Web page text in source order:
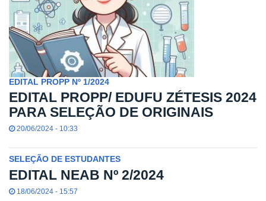
EDITAL PROPP Nº 1/2024
EDITAL PROPP/ EDUFU ZÉTESIS 2024
PARA SELEÇÃO DE ORIGINAIS
20/06/2024 - 10:33
SELEÇÃO DE ESTUDANTES
EDITAL NEAB Nº 2/2024
18/06/2024 - 15:57